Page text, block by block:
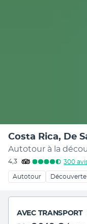
Costa Rica, De
Autotour à la
4,3 300
Autotour Découverte
AVEC TRANSPORT